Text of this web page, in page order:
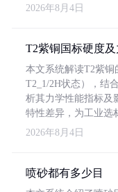
2026年8月4日
T2紫铜国标硬度
本文系统解读T2紫铜
T2_1/2H状态），结
析其力学性能指标及
特性差异，为工业选
2026年8月4日
喷砂都有多少目